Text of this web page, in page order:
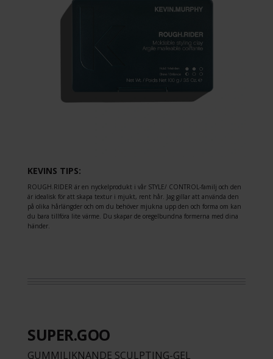
KEVINS TIPS:
ROUGH.RIDER är en nyckelprodukt i vår STYLE/ CONTROL-familj och den
är idealisk för att skapa textur i mjukt, rent hår. Jag gillar att använda den
på olika hårlängder och om du behöver mjukna upp den och forma om kan
du bara tillföra lite värme. Du skapar de oregelbundna formerna med dina
händer.
SUPER.GOO
GUMMILIKNANDE SCULPTING-GEL